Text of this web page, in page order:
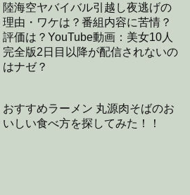
陸海空ヤバイバル引越し夜逃げの
理由・ワケは？番組内容に苦情？
評価は？YouTube動画：美女10人
完全版2日目以降が配信されないの
はナゼ？
おすすめラーメン 丸源肉そばのお
いしい食べ方を探してみた！！